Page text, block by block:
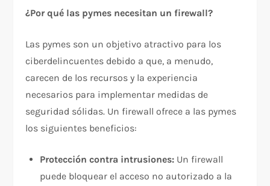
¿Por qué las pymes necesitan un firewall?
Las pymes son un objetivo atractivo para los
ciberdelincuentes debido a que, a menudo,
carecen de los recursos y la experiencia
necesarios para implementar medidas de
seguridad sólidas. Un firewall ofrece a las pymes
los siguientes beneficios:
Protección contra intrusiones: Un firewall
puede bloquear el acceso no autorizado a la